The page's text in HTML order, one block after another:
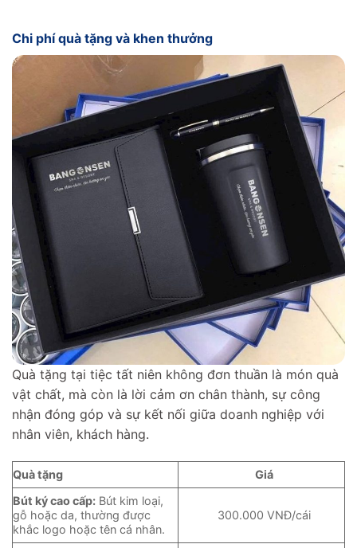
Chi phí quà tặng và khen thưởng
Quà tặng tại tiệc tất niên không đơn thuần là món quà
vật chất, mà còn là lời cảm ơn chân thành, sự công
nhận đóng góp và sự kết nối giữa doanh nghiệp với
nhân viên, khách hàng.
Quà tặng
Giá
Bút ký cao cấp: Bút kim loại,
gỗ hoặc da, thường được
khắc logo hoặc tên cá nhân.
300.000 VNĐ/cái